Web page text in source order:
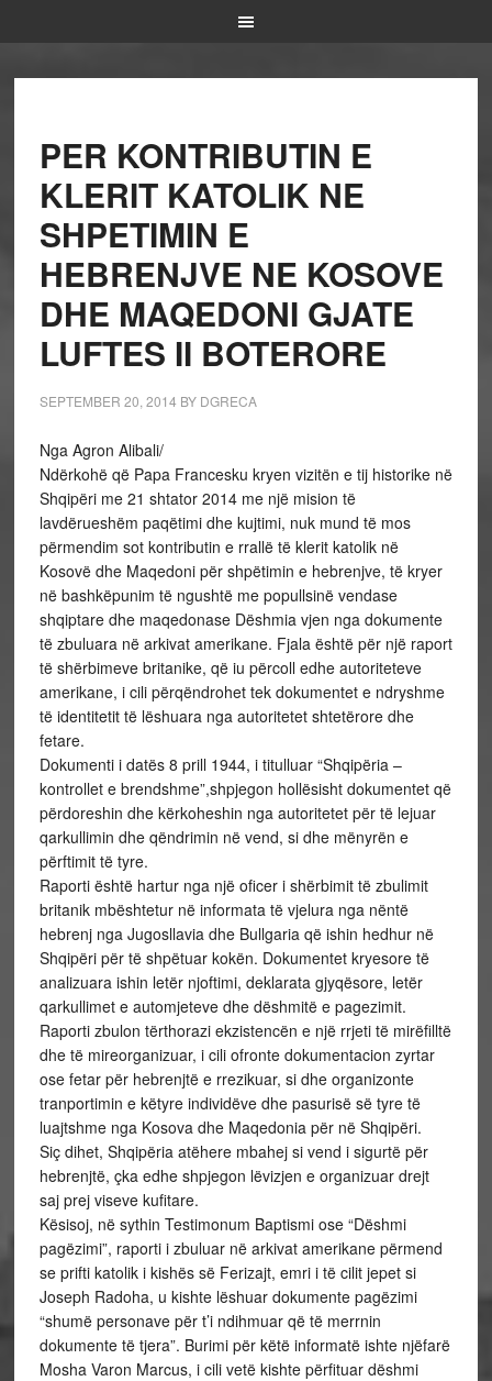
PER KONTRIBUTIN E
KLERIT KATOLIK NE
SHPETIMIN E
HEBRENJVE NE KOSOVE
DHE MAQEDONI GJATE
LUFTES II BOTERORE
SEPTEMBER 20, 2014 BY DGRECA
Nga Agron Alibali/
Ndërkohë që Papa Francesku kryen vizitën e tij historike në
Shqipëri me 21 shtator 2014 me një mision të
lavdërueshëm paqëtimi dhe kujtimi, nuk mund të mos
përmendim sot kontributin e rrallë të klerit katolik në
Kosovë dhe Maqedoni për shpëtimin e hebrenjve, të kryer
në bashkëpunim të ngushtë me popullsinë vendase
shqiptare dhe maqedonase Dëshmia vjen nga dokumente
të zbuluara në arkivat amerikane. Fjala është për një raport
të shërbimeve britanike, që iu përcoll edhe autoriteteve
amerikane, i cili përqëndrohet tek dokumentet e ndryshme
të identitetit të lëshuara nga autoritetet shtetërore dhe
fetare.
Dokumenti i datës 8 prill 1944, i titulluar “Shqipëria –
kontrollet e brendshme”,shpjegon hollësisht dokumentet që
përdoreshin dhe kërkoheshin nga autoritetet për të lejuar
qarkullimin dhe qëndrimin në vend, si dhe mënyrën e
përftimit të tyre.
Raporti është hartur nga një oficer i shërbimit të zbulimit
britanik mbështetur në informata të vjelura nga nëntë
hebrenj nga Jugosllavia dhe Bullgaria që ishin hedhur në
Shqipëri për të shpëtuar kokën. Dokumentet kryesore të
analizuara ishin letër njoftimi, deklarata gjyqësore, letër
qarkullimet e automjeteve dhe dëshmitë e pagezimit.
Raporti zbulon tërthorazi ekzistencën e një rrjeti të mirëfilltë
dhe të mireorganizuar, i cili ofronte dokumentacion zyrtar
ose fetar për hebrenjtë e rrezikuar, si dhe organizonte
tranportimin e këtyre individëve dhe pasurisë së tyre të
luajtshme nga Kosova dhe Maqedonia për në Shqipëri.
Siç dihet, Shqipëria atëhere mbahej si vend i sigurtë për
hebrenjtë, çka edhe shpjegon lëvizjen e organizuar drejt
saj prej viseve kufitare.
Kësisoj, në sythin Testimonum Baptismi ose “Dëshmi
pagëzimi”, raporti i zbuluar në arkivat amerikane përmend
se prifti katolik i kishës së Ferizajt, emri i të cilit jepet si
Joseph Radoha, u kishte lëshuar dokumente pagëzimi
“shumë personave për t’i ndihmuar që të merrnin
dokumente të tjera”. Burimi për këtë informatë ishte njëfarë
Mosha Varon Marcus, i cili vetë kishte përfituar dëshmi